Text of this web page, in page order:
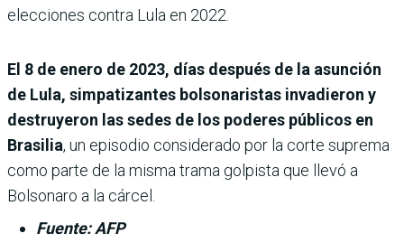
elecciones contra Lula en 2022.
El 8 de enero de 2023, días después de la asunción
de Lula, simpatizantes bolsonaristas invadieron y
destruyeron las sedes de los poderes públicos en
Brasilia, un episodio considerado por la corte suprema
como parte de la misma trama golpista que llevó a
Bolsonaro a la cárcel.
Fuente: AFP